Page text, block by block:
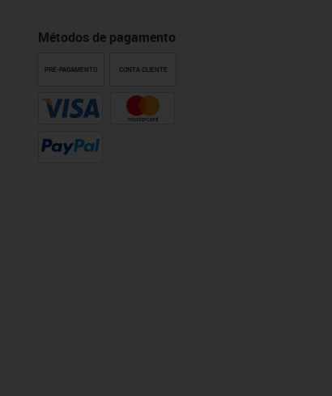
Métodos de pagamento
PRÉ-PAGAMENTO CONTA CLIENTE